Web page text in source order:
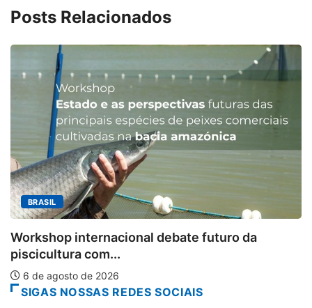
Posts Relacionados
da
MINAS GERAIS
Aberto o credenciamento de
SIGAS NOSSAS REDES SOCIAIS